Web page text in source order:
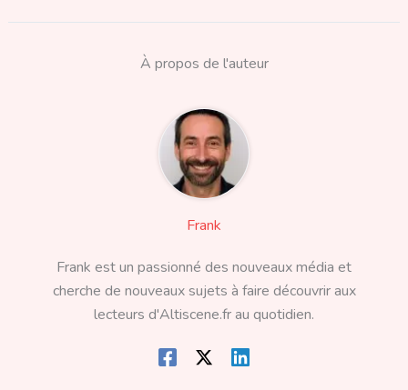
À propos de l'auteur
Frank
Frank est un passionné des nouveaux média et
cherche de nouveaux sujets à faire découvrir aux
lecteurs d'Altiscene.fr au quotidien.